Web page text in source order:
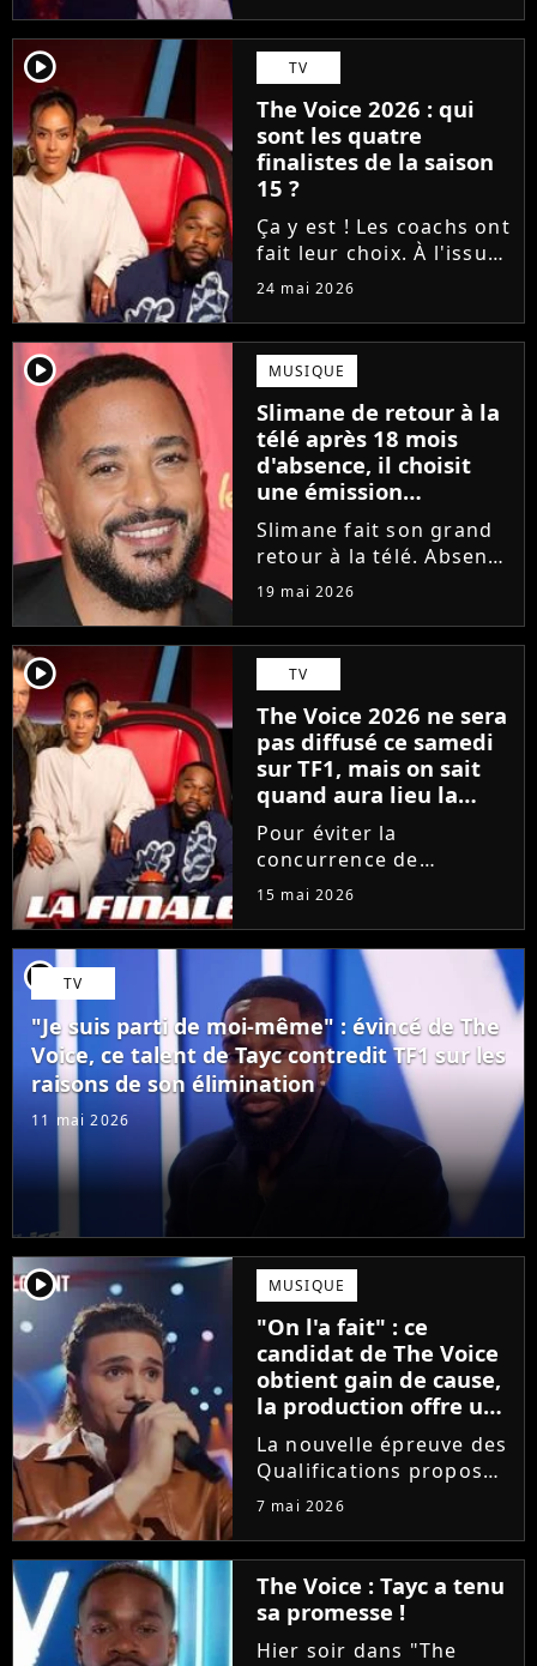
qui de Lady O, Hugo,
Tessa B. et CJM'S s'est
imposé sur la finish line
grâce aux votes du...
player2 TV
The Voice 2026 : qui
sont les quatre
finalistes de la saison
15 ?
Ça y est ! Les coachs ont
fait leur choix. À l'issue
d'une demi-finale
exceptionnels et des
moments forts, Amel
Bent, Tayc, Lara Fabian
et Florent Pagny ont
désigné...
24 mai 2026
player2 MUSIQUE
Slimane de retour à la
télé après 18 mois
d'absence, il choisit
une émission
symbolique
Slimane fait son grand
retour à la télé. Absent
des écrans et des ondes
raison des accusations
portées contre lui, le
chanteur a choisi une
émission hautement
symbolique...
19 mai 2026
player2 TV
The Voice 2026 ne sera
pas diffusé ce samedi
sur TF1, mais on sait
quand aura lieu la
grande finale
Pour éviter la
concurrence de
l'Eurovision sur France
des programmes. Le
prochain épisode de
The Voice, consacré aux
Performances, est
avancé d'un jour. La...
15 mai 2026
player2 TV
"Je suis parti de moi-même" : évincé de The
Voice, ce talent de Tayc contredit TF1 sur les
raisons de son élimination
11 mai 2026
player2 MUSIQUE
"On l'a fait" : ce
candidat de The Voice
obtient gain de cause,
la production offre une
compensation à tous
les talents
La nouvelle épreuve des
Qualifications proposée
dans The Voice est loin
Furieux d'avoir vu sa
prestation être
raccourcie au montage,
Yanis Si Ah est monté
au...
7 mai 2026
The Voice : Tayc a tenu
sa promesse !
Hier soir dans "The